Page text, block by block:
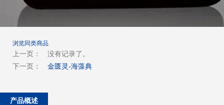
浏览同类商品
上一页：
没有记录了。
下一页：
金匮灵-海藻典
产品概述